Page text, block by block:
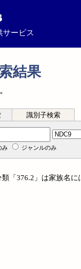
サービス
結果
識別子検索
み ジャンルのみ
類「376.2」は家族名